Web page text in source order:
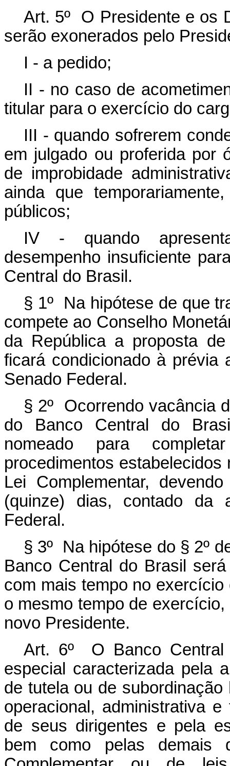
Art. 5º O Presidente e os
serão exonerados pelo
I - a pedido;
II - no caso de
titular para o exercício do
III - quando sofrerem
em julgado ou proferida por
de improbidade
ainda que
públicos;
IV - quando
desempenho insuficiente
Central do Brasil.
§ 1º Na hipótese de que
compete ao Conselho
da República a proposta
ficará condicionado à prévia
Senado Federal.
§ 2º Ocorrendo vacância
do Banco Central do
nomeado para
procedimentos
Lei Complementar,
(quinze) dias, contado da
Federal.
§ 3º Na hipótese do § 2º
Banco Central do Brasil
com mais tempo no
o mesmo tempo de
novo Presidente.
Art. 6º O Banco Central
especial caracterizada pela
de tutela ou de
operacional, administrativa
de seus dirigentes e pela
bem como pelas demais